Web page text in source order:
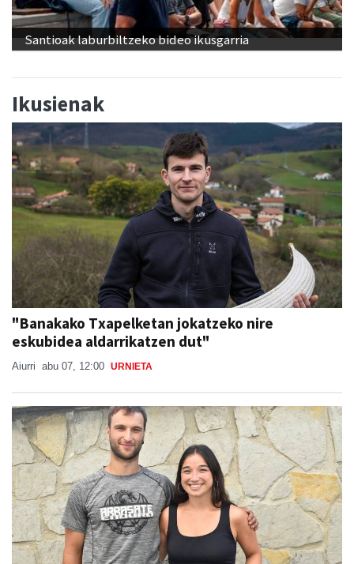
Santioak laburbiltzeko bideo ikusgarria
Ikusienak
"Banakako Txapelketan jokatzeko nire
eskubidea aldarrikatzen dut"
Aiurri abu 07, 12:00 URNIETA